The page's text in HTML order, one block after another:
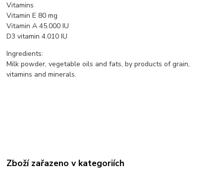
Vitamins
Vitamin E 80 mg
Vitamin A 45.000 IU
D3 vitamin 4.010 IU
Ingredients:
Milk powder, vegetable oils and fats, by products of grain,
vitamins and minerals.
Zboží zařazeno v kategoriích